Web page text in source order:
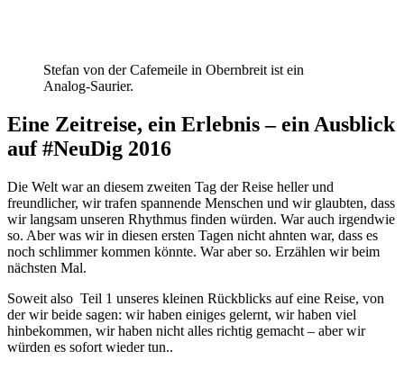
Stefan von der Cafemeile in Obernbreit ist ein
Analog-Saurier.
Eine Zeitreise, ein Erlebnis – ein Ausblick
auf #NeuDig 2016
Die Welt war an diesem zweiten Tag der Reise heller und
freundlicher, wir trafen spannende Menschen und wir glaubten, dass
wir langsam unseren Rhythmus finden würden. War auch irgendwie
so. Aber was wir in diesen ersten Tagen nicht ahnten war, dass es
noch schlimmer kommen könnte. War aber so. Erzählen wir beim
nächsten Mal.
Soweit also Teil 1 unseres kleinen Rückblicks auf eine Reise, von
der wir beide sagen: wir haben einiges gelernt, wir haben viel
hinbekommen, wir haben nicht alles richtig gemacht – aber wir
würden es sofort wieder tun..